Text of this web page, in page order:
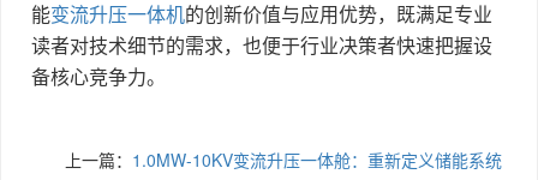
能变流升压一体机的创新价值与应用优势，既满足专业
读者对技术细节的需求，也便于行业决策者快速把握设
备核心竞争力。
上一篇： 1.0MW-10KV变流升压一体舱：重新定义储能系统